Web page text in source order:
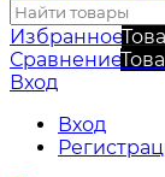
Избранное
Сравнение
Вход
Вход